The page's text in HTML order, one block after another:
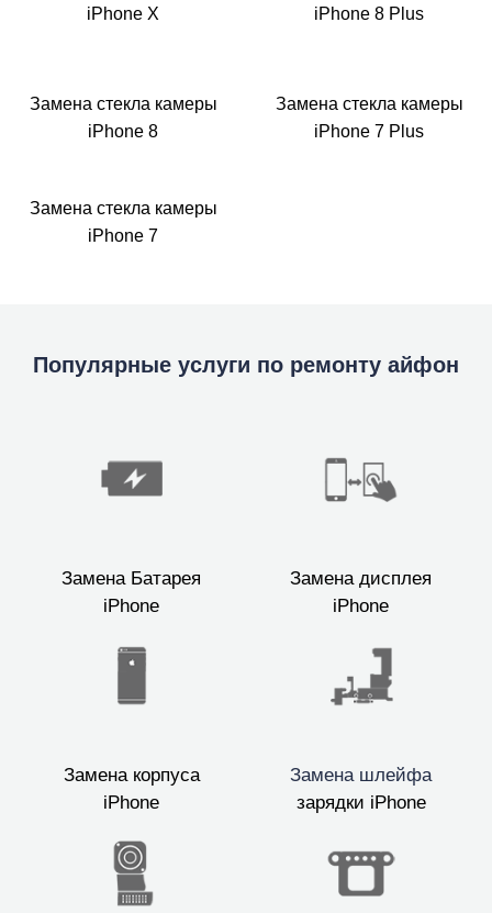
iPhone X
iPhone 8 Plus
Замена стекла камеры
iPhone 8
Замена стекла камеры
iPhone 7 Plus
Замена стекла камеры
iPhone 7
Популярные услуги по ремонту айфон
Замена Батарея
iPhone
Замена дисплея
iPhone
Замена корпуса
iPhone
Замена шлейфа
зарядки iPhone